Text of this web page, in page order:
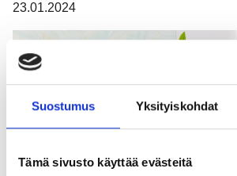
Suostumus Yksityiskohdat
Tämä sivusto käyttää evästeitä
Yritys
Blogi
Yhteystiedot
23.01.2024
Nordstockin toimintaan!